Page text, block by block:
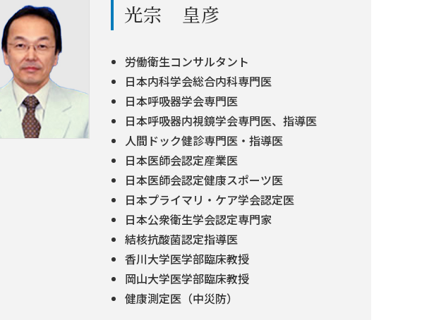
光宗 皇彦
労働衛生コンサルタント
日本内科学会総合内科専門医
日本呼吸器学会専門医
日本呼吸器内視鏡学会専門医、指導医
人間ドック健診専門医・指導医
日本医師会認定産業医
日本医師会認定健康スポーツ医
日本プライマリ・ケア学会認定医
日本公衆衛生学会認定専門家
結核抗酸菌認定指導医
香川大学医学部臨床教授
岡山大学医学部臨床教授
健康測定医（中災防）